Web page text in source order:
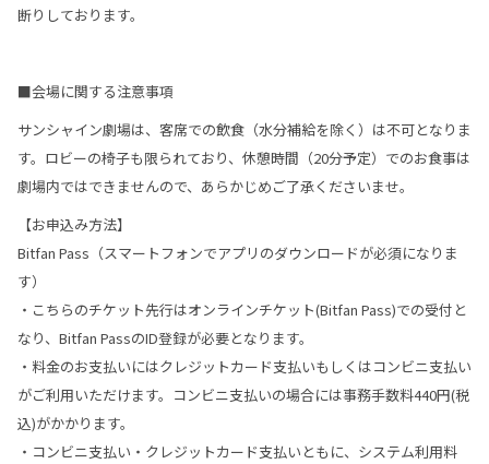
断りしております。
■会場に関する注意事項
サンシャイン劇場は、客席での飲食（水分補給を除く）は不可となりま
す。ロビーの椅子も限られており、休憩時間（20分予定）でのお食事は
劇場内ではできませんので、あらかじめご了承くださいませ。
【お申込み方法】
Bitfan Pass（スマートフォンでアプリのダウンロードが必須になりま
す）
・こちらのチケット先行はオンラインチケット(Bitfan Pass)での受付と
なり、Bitfan PassのID登録が必要となります。
・料金のお支払いにはクレジットカード支払いもしくはコンビニ支払い
がご利用いただけます。コンビニ支払いの場合には事務手数料440円(税
込)がかかります。
・コンビニ支払い・クレジットカード支払いともに、システム利用料